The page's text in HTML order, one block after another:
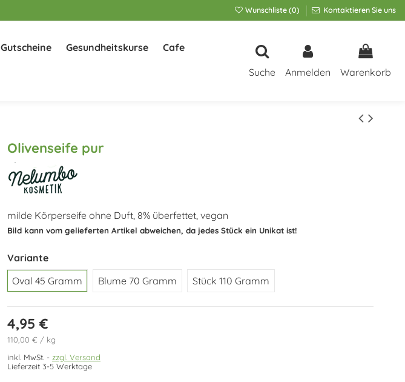
Wunschliste (0) Kontaktieren Sie uns
Gutscheine Gesundheitskurse Cafe
Suche Anmelden Warenkorb
Olivenseife pur
milde Körperseife ohne Duft, 8% überfettet, vegan
Bild kann vom gelieferten Artikel abweichen, da jedes Stück ein Unikat ist!
Variante
Oval 45 Gramm
Blume 70 Gramm Stück 110 Gramm
4,95 €
110,00 € / kg
inkl. MwSt.
zzgl. Versand
Lieferzeit 3-5 Werktage